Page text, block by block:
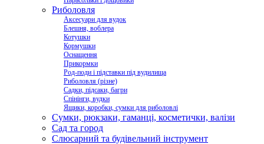
Риболовля
Аксесуари для вудок
Блешня, воблера
Котушки
Кормушки
Оснащення
Прикормки
Род-поди і підставки під вудилища
Риболовля (різне)
Садки, підсаки, багри
Спінінги, вудки
Ящики, коробки, сумки для риболовлі
Сумки, рюкзаки, гаманці, косметички, валізи
Сад та город
Слюсарний та будівельний інструмент